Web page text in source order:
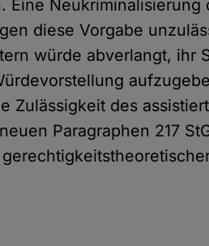
Eine Neukriminalisierung
diese Vorgabe
würde abverlangt, ihr
Zulässigkeit des
Paragraphen 217